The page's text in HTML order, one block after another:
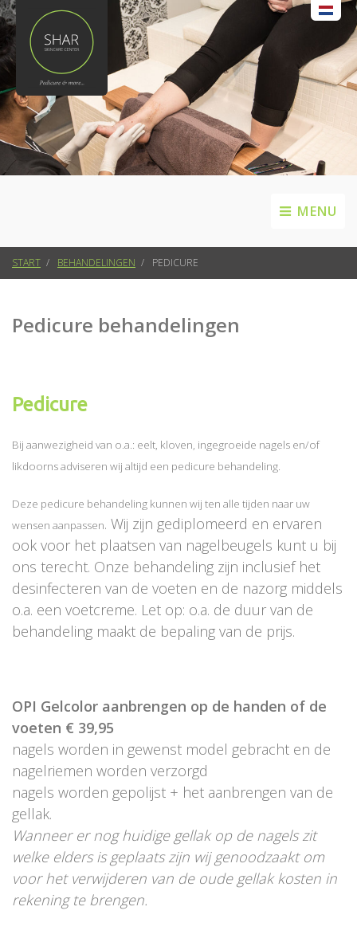
MENU
START BEHANDELINGEN PEDICURE
Pedicure behandelingen
Pedicure
Bij aanwezigheid van o.a.: eelt, kloven, ingegroeide nagels en/of
likdoorns adviseren wij altijd een pedicure behandeling.
Deze pedicure behandeling kunnen wij ten alle tijden naar uw
wensen aanpassen. Wij zijn gediplomeerd en ervaren
ook voor het plaatsen van nagelbeugels kunt u bij
ons terecht. Onze behandeling zijn inclusief het
desinfecteren van de voeten en de nazorg middels
o.a. een voetcreme. Let op: o.a. de duur van de
behandeling maakt de bepaling van de prijs.
OPI Gelcolor aanbrengen op de handen of de
voeten € 39,95
nagels worden in gewenst model gebracht en de
nagelriemen worden verzorgd
nagels worden gepolijst + het aanbrengen van de
gellak.
Wanneer er nog huidige gellak op de nagels zit
welke elders is geplaats zijn wij genoodzaakt om
voor het verwijderen van de oude gellak kosten in
rekening te brengen.